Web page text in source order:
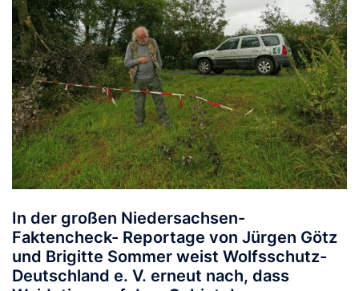
In der großen Niedersachsen-
Faktencheck- Reportage von Jürgen Götz
und Brigitte Sommer weist Wolfsschutz-
Deutschland e. V. erneut nach, dass